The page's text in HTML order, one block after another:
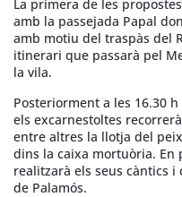
La primera de les
amb la passejada Papal
amb motiu del traspàs del
itinerari que passarà pel
la vila.
Posteriorment a les 16.30
els excarnestoltes
entre altres la llotja del
dins la caixa mortuòria. En
realitzarà els seus càntics
de Palamós.